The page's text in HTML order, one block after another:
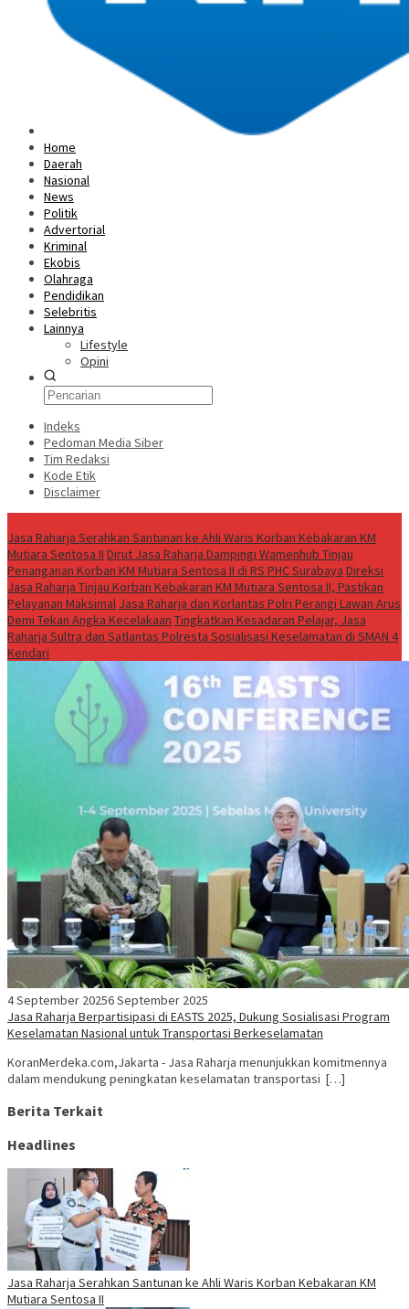
Home
Daerah
Nasional
News
Politik
Advertorial
Kriminal
Ekobis
Olahraga
Pendidikan
Selebritis
Lainnya
Lifestyle
Opini
Indeks
Pedoman Media Siber
Tim Redaksi
Kode Etik
Disclaimer
Jasa Raharja Serahkan Santunan ke Ahli Waris Korban Kebakaran KM
Mutiara Sentosa II Dirut Jasa Raharja Dampingi Wamenhub Tinjau
Penanganan Korban KM Mutiara Sentosa II di RS PHC Surabaya Direksi
Jasa Raharja Tinjau Korban Kebakaran KM Mutiara Sentosa II, Pastikan
Pelayanan Maksimal Jasa Raharja dan Korlantas Polri Perangi Lawan Arus
Demi Tekan Angka Kecelakaan Tingkatkan Kesadaran Pelajar, Jasa
Raharja Sultra dan Satlantas Polresta Sosialisasi Keselamatan di SMAN 4
Kendari
4 September 20256 September 2025
Jasa Raharja Berpartisipasi di EASTS 2025, Dukung Sosialisasi Program
Keselamatan Nasional untuk Transportasi Berkeselamatan
KoranMerdeka.com,Jakarta - Jasa Raharja menunjukkan komitmennya
dalam mendukung peningkatan keselamatan transportasi […]
Berita Terkait
Headlines
Jasa Raharja Serahkan Santunan ke Ahli Waris Korban Kebakaran KM
Mutiara Sentosa II